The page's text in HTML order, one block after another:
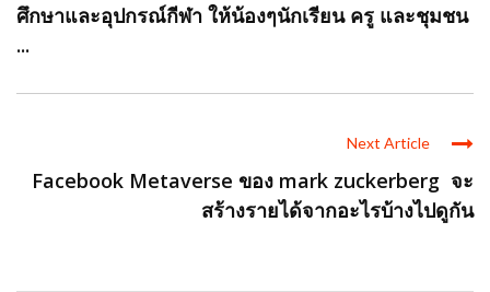
ศึกษาและอุปกรณ์กีฬา ให้น้องๆนักเรียน ครู และชุมชน
...
Next Article
Facebook Metaverse ของ mark zuckerberg จะ
สร้างรายได้จากอะไรบ้างไปดูกัน